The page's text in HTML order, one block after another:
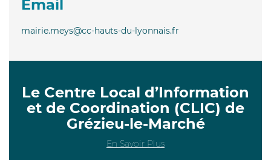
Email
mairie.meys@cc-hauts-du-lyonnais.fr
Le Centre Local d’Information
et de Coordination (CLIC) de
Grézieu-le-Marché
En Savoir Plus